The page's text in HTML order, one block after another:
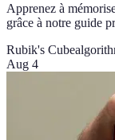
Apprenez à
grâce à notre guide
Rubik's Cube
Aug 4